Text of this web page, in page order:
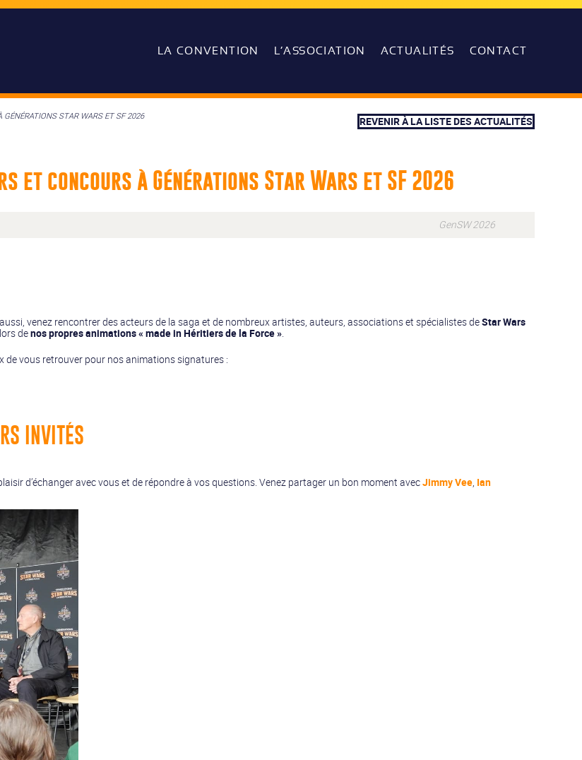
LA CONVENTION L’ASSOCIATION ACTUALITÉS CONTACT
GÉNÉRATIONS STAR WARS ET SF 2026
et concours à Générations Star Wars et SF 2026
REVENIR À LA LISTE DES ACTUALITÉS
GenSW 2026
venez rencontrer des acteurs de la saga et de nombreux artistes, auteurs, associations et spécialistes deStar Wars
denos propres animations « made in Héritiers de la Force ».
de vous retrouver pour nos animations signatures :
INVITÉS
d’échanger avec vous et de répondre à vos questions. Venez partager un bon moment avecJimmy Vee, Ian